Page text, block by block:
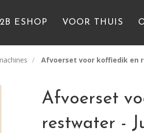
ESHOP VOOR THUIS
Afvoerset voor koffiedik en
Afvoerset
restwater -